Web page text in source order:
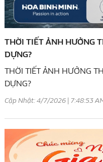
THỜI TIẾT ẢNH HƯỞNG
DỰNG?
THỜI TIẾT ẢNH HƯỞNG
DỰNG?
Cập Nhật: 4/7/2026 | 7:48:53